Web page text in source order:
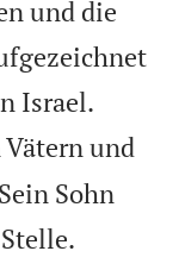
und die
Israel.
und
Sohn